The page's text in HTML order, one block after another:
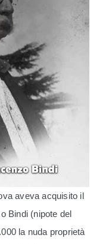
aveva acquisito il
Bindi (nipote del
la nuda proprietà